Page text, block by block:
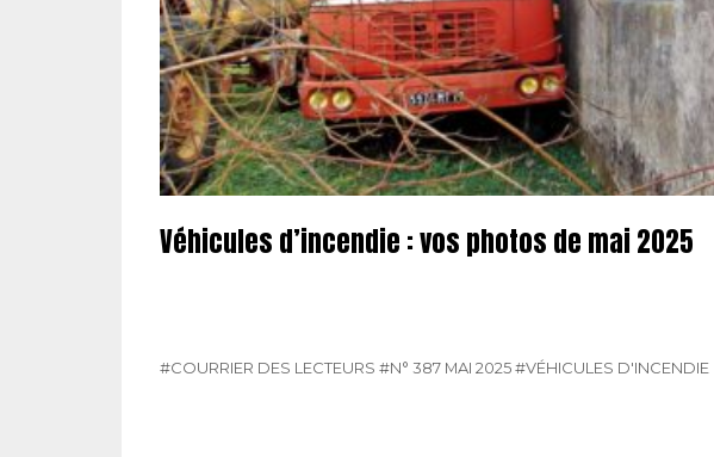
Véhicules d’incendie : vos photos de mai 2025
#COURRIER DES LECTEURS #N° 387 MAI 2025#VÉHICULES D'INCENDIE